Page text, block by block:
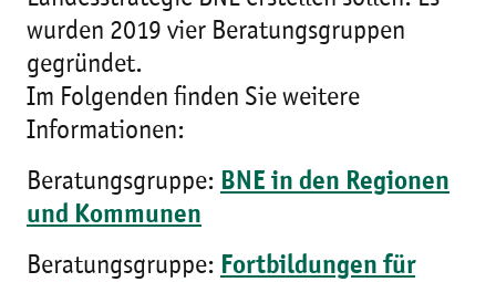
wurden 2019 vier Beratungsgruppen
gegründet.
Im Folgenden finden Sie weitere
Informationen:
Beratungsgruppe: BNE in den Regionen
und Kommunen
Beratungsgruppe: Fortbildungen für